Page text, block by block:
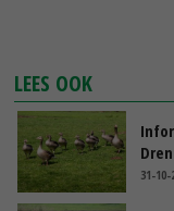
LEES OOK
31-10-